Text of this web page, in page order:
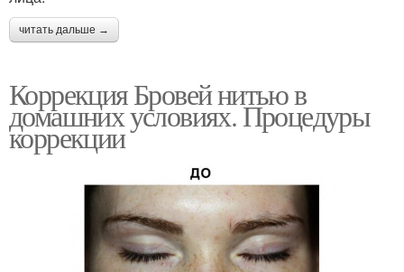
читать дальше →
Коррекция Бровей нитью в
домашних условиях. Процедуры
коррекции